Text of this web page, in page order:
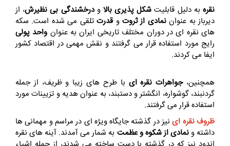
نقره به دلیل قابلیت شکل پذیری بالاودرخشندگی بی نظیرش، از
دیرباز به عنواننمادی از ثروت و قدرتتلقی می شده است. سکه
های نقره ای در دوران مختلف تاریخی ایران به عنوان واحد پولی
رایج مورد استفاده قرار می گرفتند و نقش مهمی در اقتصاد کشور
ایفا می کردند.
همچنین، جواهرات نقره ای با طرح های زیبا و ظریف، از جمله
گردنبند، گوشواره، انگشتر و دستبند، به عنوان هدیه و تزیینات مورد
استفاده قرار می گرفتند.
ظروف نقره اینیز در گذشته جایگاه ویژه ای در مراسم و مهمانی ها
داشته و نمادی از شکوه و عظمت به شمار می آمدند. آینه های نقره